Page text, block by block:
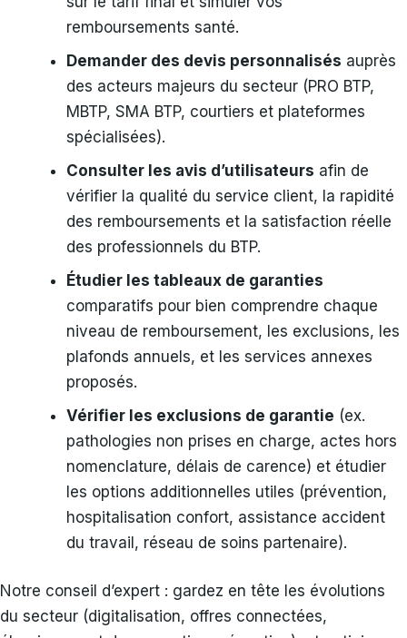
remboursements santé.
Demander des devis personnalisés auprès
des acteurs majeurs du secteur (PRO BTP,
MBTP, SMA BTP, courtiers et plateformes
spécialisées).
Consulter les avis d’utilisateurs afin de
vérifier la qualité du service client, la rapidité
des remboursements et la satisfaction réelle
des professionnels du BTP.
Étudier les tableaux de garanties
comparatifs pour bien comprendre chaque
niveau de remboursement, les exclusions, les
plafonds annuels, et les services annexes
proposés.
Vérifier les exclusions de garantie (ex.
pathologies non prises en charge, actes hors
nomenclature, délais de carence) et étudier
les options additionnelles utiles (prévention,
hospitalisation confort, assistance accident
du travail, réseau de soins partenaire).
Notre conseil d’expert : gardez en tête les évolutions
du secteur (digitalisation, offres connectées,